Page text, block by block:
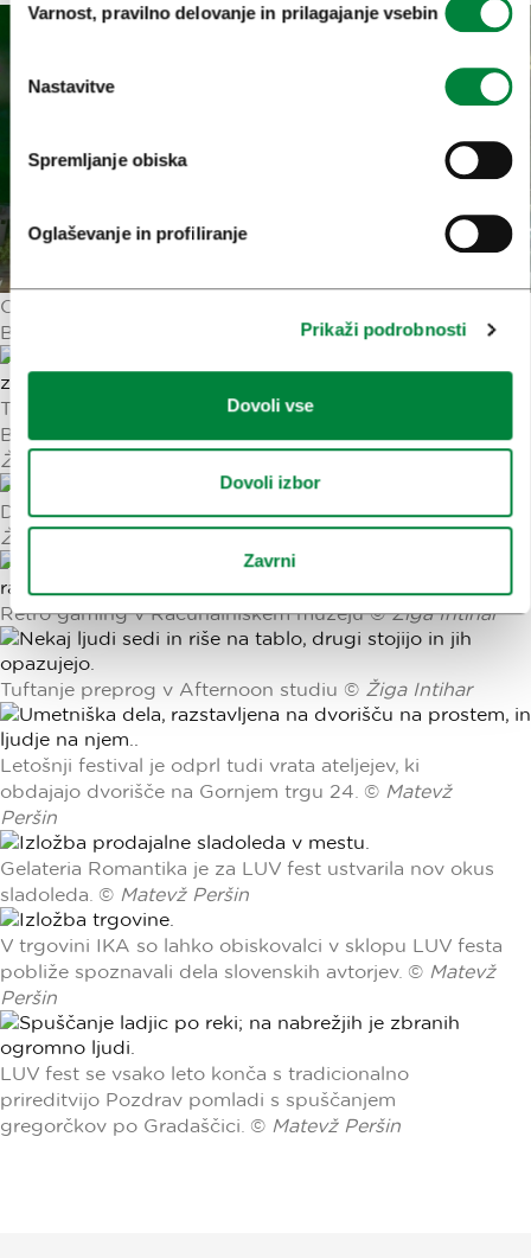
soglasja
Varnost, pravilno delovanje in prilagajanje vsebin
Nastavitve
Spremljanje obiska
Oglaševanje in profiliranje
Prikaži podrobnosti
Dovoli vse
Dovoli izbor
Zavrni
Osrednja umetniška instalacija letošnjega LUV festa
Brstenje Nike Erjavec na Čufarjevi ulici ©Žiga Intihar
Tradicionalna instalacija LUV festa Brbotanje Mateja
Bizovičarja v pretežno manj obljudenih delih mesta ©
Žiga Intihar
Delavnica priprave čokoladnih lizik v Chocolariumu ©
Žiga Intihar
Retro gaming v Računalniškem muzeju ©Žiga Intihar
Tuftanje preprog v Afternoon studiu © Žiga Intihar
Letošnji festival je odprl tudi vrata ateljejev, ki
obdajajo dvorišče na Gornjem trgu 24. © Matevž
Peršin
Gelateria Romantika je za LUV fest ustvarila nov okus
sladoleda. © Matevž Peršin
V trgovini IKA so lahko obiskovalci v sklopu LUV festa
pobliže spoznavali dela slovenskih avtorjev. © Matevž
Peršin
LUV fest se vsako leto konča s tradicionalno
prireditvijo Pozdrav pomladi s spuščanjem
gregorčkov po Gradaščici. © Matevž Peršin